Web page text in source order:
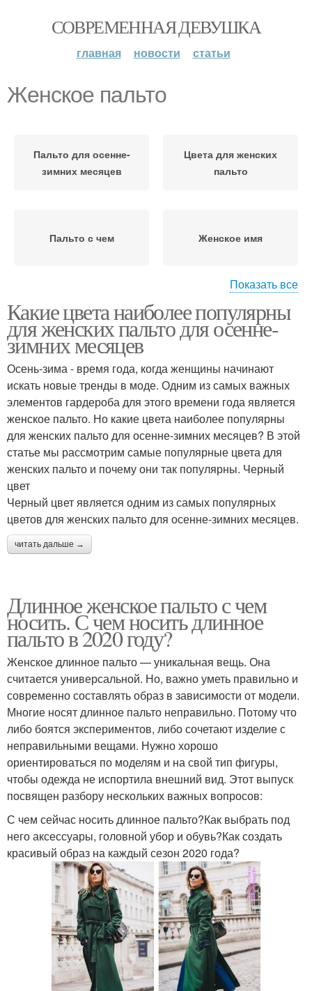
СОВРЕМЕННАЯ ДЕВУШКА
главная новости статьи
Женское пальто
Пальто для осенне-
зимних месяцев
Цвета для женских
пальто
Пальто с чем Женское имя
Женские имена
Показать все
Какие цвета наиболее популярны
для женских пальто для осенне-
зимних месяцев
Осень-зима - время года, когда женщины начинают
искать новые тренды в моде. Одним из самых важных
элементов гардероба для этого времени года является
женское пальто. Но какие цвета наиболее популярны
для женских пальто для осенне-зимних месяцев? В этой
статье мы рассмотрим самые популярные цвета для
женских пальто и почему они так популярны. Черный
цвет
Черный цвет является одним из самых популярных
цветов для женских пальто для осенне-зимних месяцев.
читать дальше →
Длинное женское пальто с чем
носить. С чем носить длинное
пальто в 2020 году?
Женское длинное пальто — уникальная вещь. Она
считается универсальной. Но, важно уметь правильно и
современно составлять образ в зависимости от модели.
Многие носят длинное пальто неправильно. Потому что
либо боятся экспериментов, либо сочетают изделие с
неправильными вещами. Нужно хорошо
ориентироваться по моделям и на свой тип фигуры,
чтобы одежда не испортила внешний вид. Этот выпуск
посвящен разбору нескольких важных вопросов:
С чем сейчас носить длинное пальто?Как выбрать под
него аксессуары, головной убор и обувь?Как создать
красивый образ на каждый сезон 2020 года?